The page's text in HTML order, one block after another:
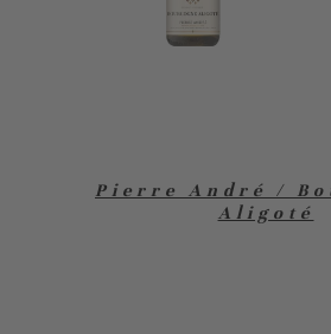
Pierre André /
Aligoté